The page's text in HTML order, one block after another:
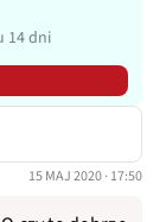
14 dni
15 MAJ 2020 · 17:50